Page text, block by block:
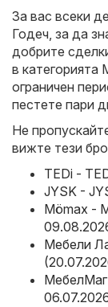
За вас всеки
Годеч, за да
добрите
в категорията
ограничен
пестете пари
Не
вижте тези
TEDi -
JYSK -
Mömax -
Мебели